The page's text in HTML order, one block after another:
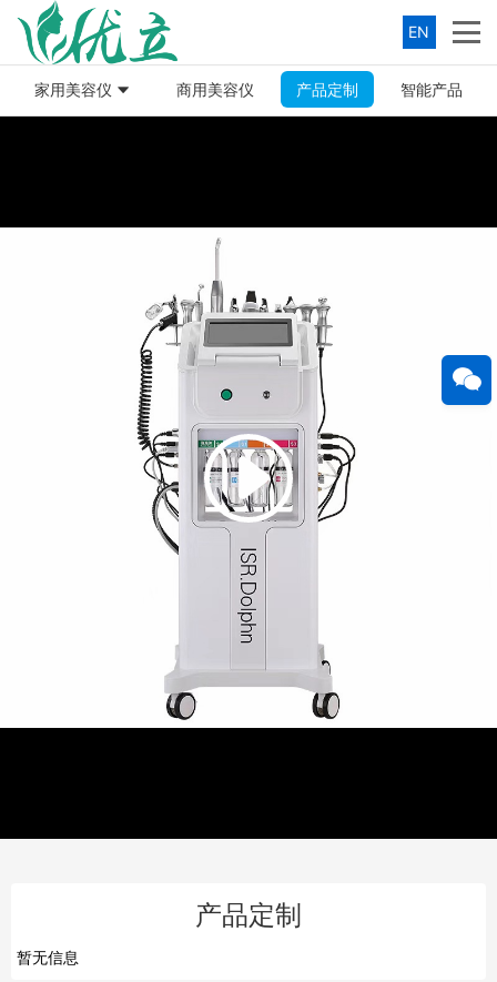
EN
家用美容仪 商用美容仪 产品定制 智能产品
产品定制
暂无信息